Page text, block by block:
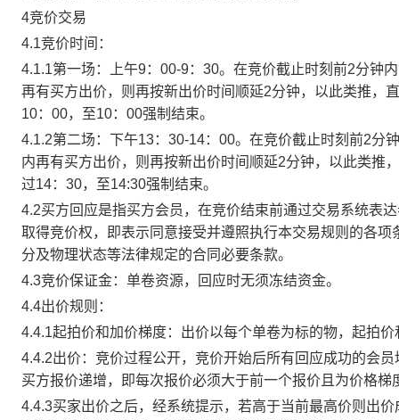
4竞价交易
4.1竞价时间：
4.1.1第一场：上午9：00-9：30。在竞价截止时刻前2分钟
再有买方出价，则再按新出价时间顺延2分钟，以此类推，
10：00，至10：00强制结束。
4.1.2第二场：下午13：30-14：00。在竞价截止时刻前2分
内再有买方出价，则再按新出价时间顺延2分钟，以此类推
过14：30，至14:30强制结束。
4.2买方回应是指买方会员，在竞价结束前通过交易系统表
取得竞价权，即表示同意接受并遵照执行本交易规则的各
分及物理状态等法律规定的合同必要条款。
4.3竞价保证金：单卷资源，回应时无须冻结资金。
4.4出价规则：
4.4.1起拍价和加价梯度：出价以每个单卷为标的物，起拍
4.4.2出价：竞价过程公开，竞价开始后所有回应成功的会
买方报价递增，即每次报价必须大于前一个报价且为价格
4.4.3买家出价之后，经系统提示，若高于当前最高价则出